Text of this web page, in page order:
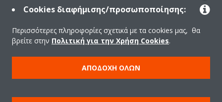
Προϊόντα
Copyright © Daikin
Ανακοίνωση νομικού περιεχομένου
ΠΟΛΙΤΙΚΗ ΧΡΗΣΗΣ COOKIES
Πολιτική Προστασίας Δεδομένων
Εταιρική δεοντολογία
Cookies διαφήμισης/προσωποποίησης:
Περισσότερες πληροφορίες σχετικά με τα cookies μας, θα
βρείτε στην Πολιτική για την Χρήση Cookies.
ΑΠΟΔΟΧΉ ΌΛΩΝ